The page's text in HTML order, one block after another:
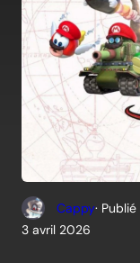
Cappy· Publié
3 avril 2026